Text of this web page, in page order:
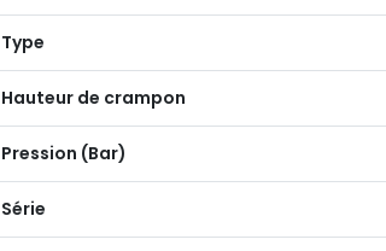
Type
Hauteur de crampon
Pression (Bar)
Série